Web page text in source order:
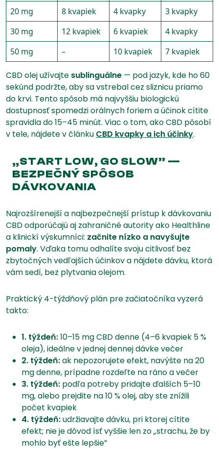
20 mg 8 kvapiek 4 kvapky
3 kvapky
30 mg
12 kvapiek 6 kvapiek
4 kvapky
50 mg
– 10 kvapiek 7 kvapiek
CBD olej užívajte sublinguálne — pod jazyk, kde ho 60
sekúnd podržte, aby sa vstrebal cez sliznicu priamo
do krvi. Tento spôsob má najvyššiu biologickú
dostupnosť spomedzi orálnych foriem a účinok cítite
spravidla do 15–45 minút. Viac o tom, ako CBD pôsobí
v tele, nájdete v článku CBD kvapky a ich účinky.
„START LOW, GO SLOW” —
BEZPEČNÝ SPÔSOB
DÁVKOVANIA
Najrozšírenejší a najbezpečnejší prístup k dávkovaniu
CBD odporúčajú aj zahraničné autority ako Healthline
a klinickí výskumníci: začnite nízko a navyšujte
pomaly. Vďaka tomu odhalíte svoju citlivosť bez
zbytočných vedľajších účinkov a nájdete dávku, ktorá
vám sedí, bez plytvania olejom.
Praktický 4-týždňový plán pre začiatočníka vyzerá
takto:
1. týždeň:10–15 mg CBD denne (4–6 kvapiek 5 %
oleja), ideálne v jednej dennej dávke večer
2. týždeň:ak nepozorujete efekt, navýšte na 20
mg denne, prípadne rozdeľte na ráno a večer
3. týždeň: podľa potreby pridajte ďalších 5–10
mg, alebo prejdite na 10 % olej, aby ste znížili
počet kvapiek
4. týždeň:udržiavajte dávku, pri ktorej cítite
efekt; nie je dôvod ísť vyššie len zo „strachu, že by
mohlo byť ešte lepšie”